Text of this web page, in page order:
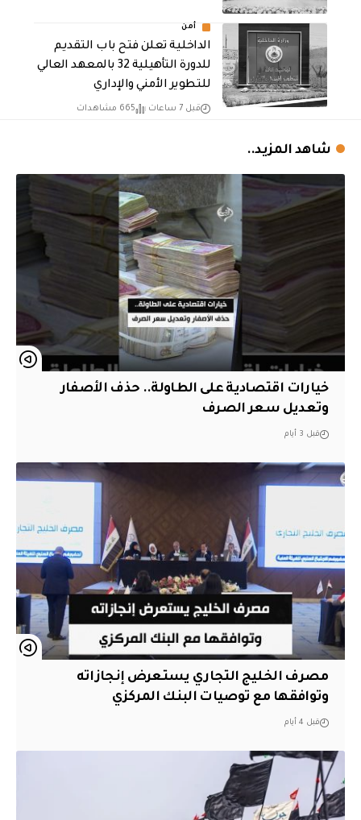
أمن
الداخلية تعلن فتح باب التقديم
للدورة التأهيلية 32 بالمعهد العالي
للتطوير الأمني والإداري
قبل 7 ساعات 665 مشاهدات
شاهد المزيد..
خيارات اقتصادية على الطاولة.. حذف الأصفار
وتعديل سعر الصرف
قبل 3 أيام
مصرف الخليج التجاري يستعرض إنجازاته
وتوافقها مع توصيات البنك المركزي
قبل 4 أيام